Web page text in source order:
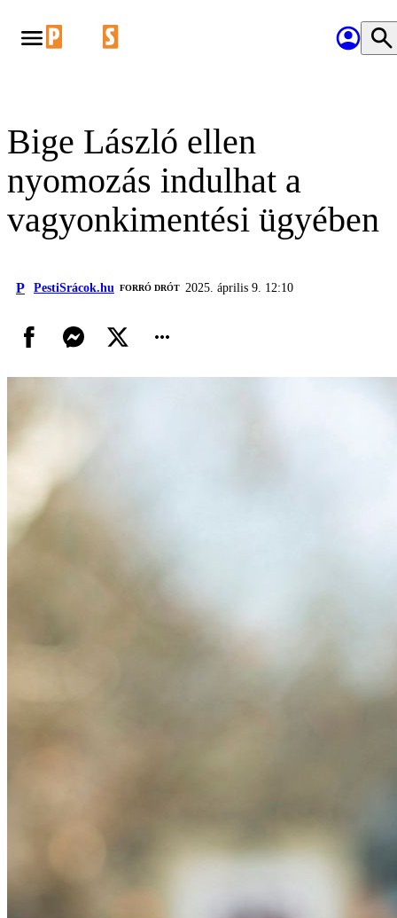
Bige László ellen
nyomozás indulhat a
vagyonkimentési ügyében
P PestiSrácok.hu FORRÓ DRÓT 2025. április 9. 12:10